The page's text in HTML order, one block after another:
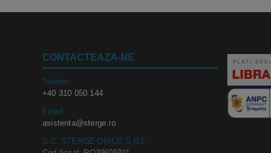
CONTACTEAZA-NE
Telefon:
+40 310 050 144
Email
asistenta@sterge.ro
S.C. STERGE ORICE S.R.L.